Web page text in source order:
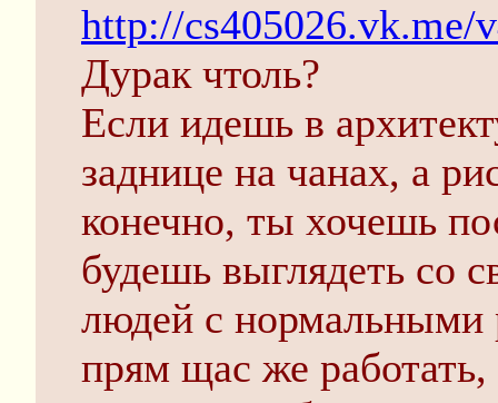
http://cs405026.vk.me/
Дурак чтоль?
Если идешь в
заднице на чанах, а
конечно, ты хочешь
будешь выглядеть со
людей с нормальными
прям щас же